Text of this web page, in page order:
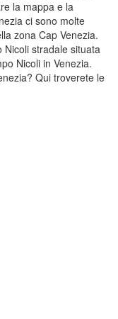
la mappa e la
ci sono molte
zona Cap Venezia.
Nicoli stradale situata
Nicoli in Venezia.
Qui troverete le